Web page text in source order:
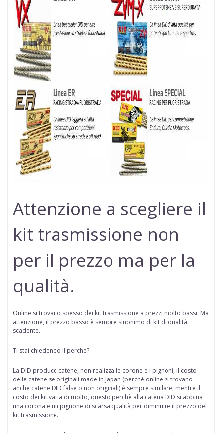
Attenzione a scegliere il
kit trasmissione non
per il prezzo ma per la
qualità.
Online si trovano spesso dei kit trasmissione a prezzi molto bassi. Ma
attenzione, il prezzo basso è sempre sinonimo di kit di qualità
scadente.
Ti stai chiedendo il perchè?
La DID produce catene, non realizza le corone e i pignoni, il costo
delle catene se originali made in Japan (perchè online si trovano
anche catene DID false o non originali) è sempre similare, mentre il
costo dei kit varia di molto, questo perchè alla catena DID si abbina
una corona e un pignone di scarsa qualità per diminuire il prezzo del
kit trasmissione.